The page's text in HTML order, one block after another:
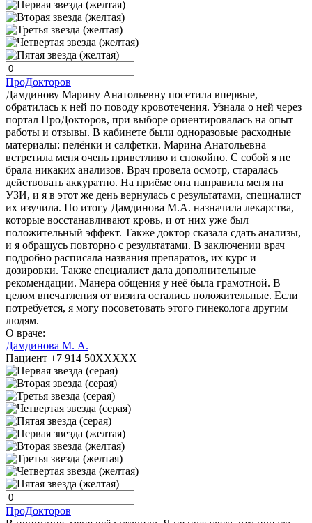
ПроДокторов
Дамдинову Марину Анатольевну посетила впервые,
обратилась к ней по поводу кровотечения. Узнала о ней через
портал ПроДокторов, при выборе ориентировалась на опыт
работы и отзывы. В кабинете были одноразовые расходные
материалы: пелёнки и салфетки. Марина Анатольевна
встретила меня очень приветливо и спокойно. С собой я не
брала никаких анализов. Врач провела осмотр, старалась
действовать аккуратно. На приёме она направила меня на
УЗИ, и я в этот же день вернулась с результатами, специалист
их изучила. По итогу Дамдинова М.А. назначила лекарства,
которые восстанавливают кровь, и от них уже был
положительный эффект. Также доктор сказала сдать анализы,
и я обращусь повторно с результатами. В заключении врач
подробно расписала названия препаратов, их курс и
дозировки. Также специалист дала дополнительные
рекомендации. Манера общения у неё была грамотной. В
целом впечатления от визита остались положительные. Если
потребуется, я могу посоветовать этого гинеколога другим
людям.
О враче:
Дамдинова М. А.
Пациент +7 914 50XXXXX
ПроДокторов